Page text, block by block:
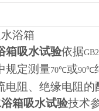
浴箱
箱吸水试验依据
规定测量70℃或90℃
阻、绝缘电阻的
箱吸水试验技术